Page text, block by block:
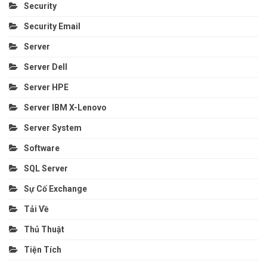
Security
Security Email
Server
Server Dell
Server HPE
Server IBM X-Lenovo
Server System
Software
SQL Server
Sự Cố Exchange
Tải Về
Thủ Thuật
Tiện Tích